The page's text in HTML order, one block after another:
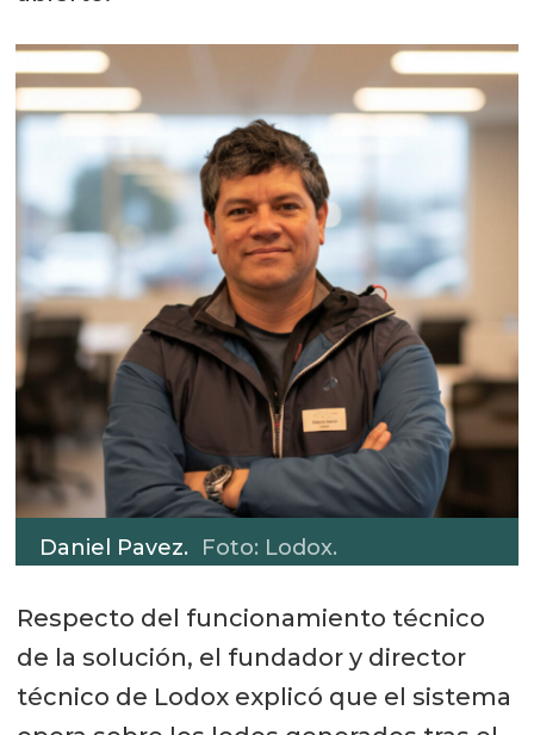
Daniel Pavez. Foto: Lodox.
Respecto del funcionamiento técnico
de la solución, el fundador y director
técnico de Lodox explicó que el sistema